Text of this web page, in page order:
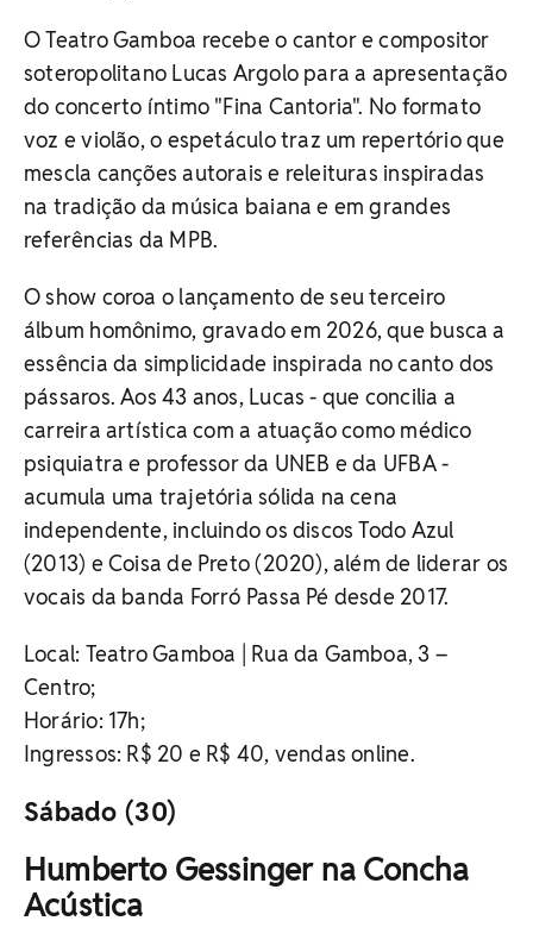
O Teatro Gamboa recebe o cantor e compositor
soteropolitano Lucas Argolo para a apresentação
do concerto íntimo "Fina Cantoria". No formato
voz e violão, o espetáculo traz um repertório que
mescla canções autorais e releituras inspiradas
na tradição da música baiana e em grandes
referências da MPB.
O show coroa o lançamento de seu terceiro
álbum homônimo, gravado em 2026, que busca a
essência da simplicidade inspirada no canto dos
pássaros. Aos 43 anos, Lucas - que concilia a
carreira artística com a atuação como médico
psiquiatra e professor da UNEB e da UFBA -
acumula uma trajetória sólida na cena
independente, incluindo os discos Todo Azul
(2013) e Coisa de Preto (2020), além de liderar os
vocais da banda Forró Passa Pé desde 2017.
Local: Teatro Gamboa | Rua da Gamboa, 3 –
Centro;
Horário: 17h;
Ingressos: R$ 20 e R$ 40, vendas online.
Sábado (30)
Humberto Gessinger na Concha
Acústica